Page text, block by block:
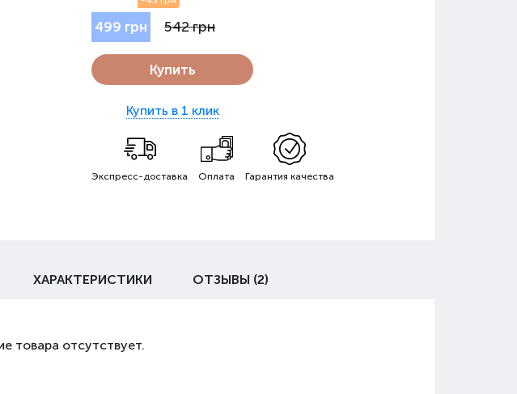
499 грн 542 грн
Купить
Купить в 1 клик
Экспресс-доставка Оплата Гарантия качества
ХАРАКТЕРИСТИКИ ОТЗЫВЫ (2)
товара отсутствует.